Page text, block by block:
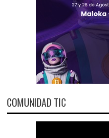
COMUNIDAD TIC